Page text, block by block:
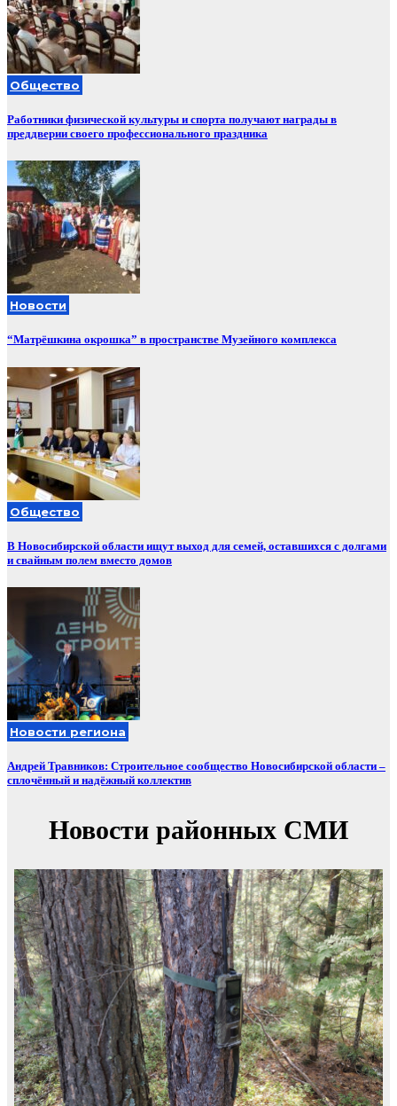
Общество
Работники физической культуры и спорта получают награды в
преддверии своего профессионального праздника
Новости
“Матрёшкина окрошка” в пространстве Музейного комплекса
Общество
В Новосибирской области ищут выход для семей, оставшихся с долгами
и свайным полем вместо домов
Новости региона
Андрей Травников: Строительное сообщество Новосибирской области –
сплочённый и надёжный коллектив